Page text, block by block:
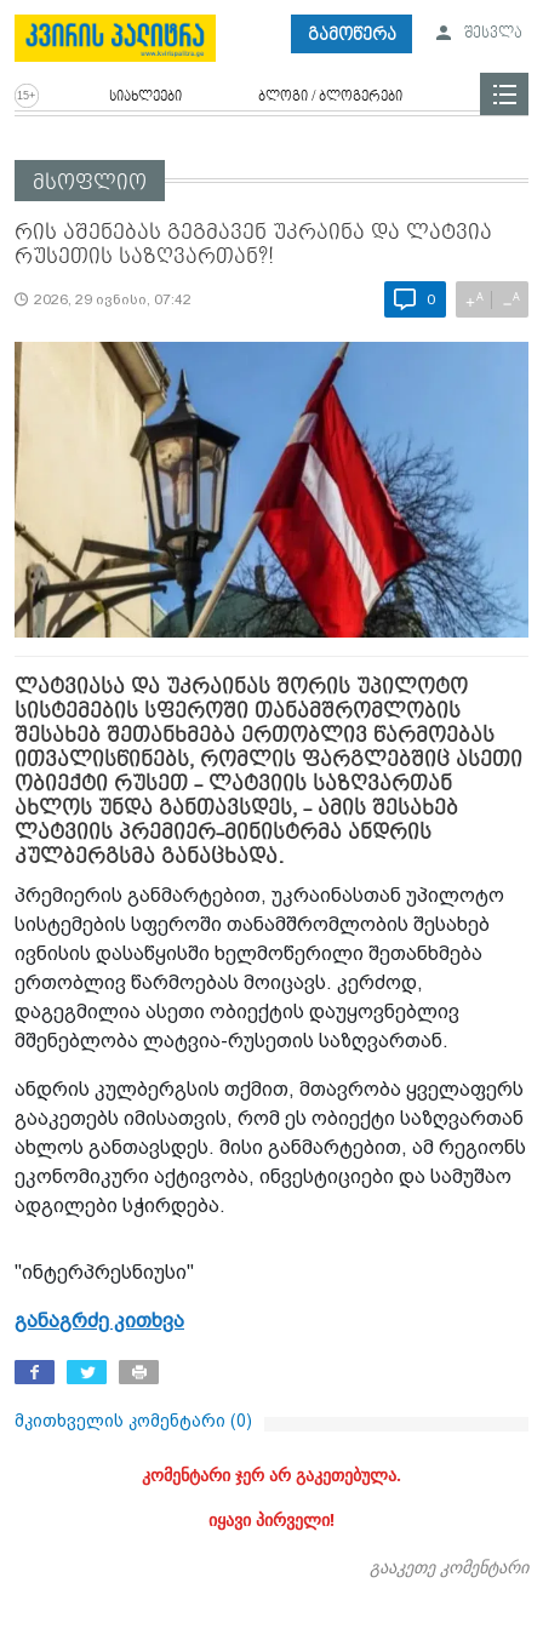
გამოწერა შესვლა
სიახლეები ბლოგი / ბლოგერები
მსოფლიო
რის აშენებას გეგმავენ უკრაინა და ლატვია
რუსეთის საზღვართან?!
2026, 29 ივნისი, 07:42 0 +A −A
ლატვიასა და უკრაინას შორის უპილოტო
სისტემების სფეროში თანამშრომლობის
შესახებ შეთანხმება ერთობლივ წარმოებას
ითვალისწინებს, რომლის ფარგლებშიც ასეთი
ობიექტი რუსეთ - ლატვიის საზღვართან
ახლოს უნდა განთავსდეს, - ამის შესახებ
ლატვიის პრემიერ-მინისტრმა ანდრის
კულბერგსმა განაცხადა.
პრემიერის განმარტებით, უკრაინასთან უპილოტო
სისტემების სფეროში თანამშრომლობის შესახებ
ივნისის დასაწყისში ხელმოწერილი შეთანხმება
ერთობლივ წარმოებას მოიცავს. კერძოდ,
დაგეგმილია ასეთი ობიექტის დაუყოვნებლივ
მშენებლობა ლატვია-რუსეთის საზღვართან.
ანდრის კულბერგსის თქმით, მთავრობა ყველაფერს
გააკეთებს იმისათვის, რომ ეს ობიექტი საზღვართან
ახლოს განთავსდეს. მისი განმარტებით, ამ რეგიონს
ეკონომიკური აქტივობა, ინვესტიციები და სამუშაო
ადგილები სჭირდება.
"ინტერპრესნიუსი"
განაგრძე კითხვა
მკითხველის კომენტარი (0)
კომენტარი ჯერ არ გაკეთებულა.
იყავი პირველი!
გააკეთე კომენტარი